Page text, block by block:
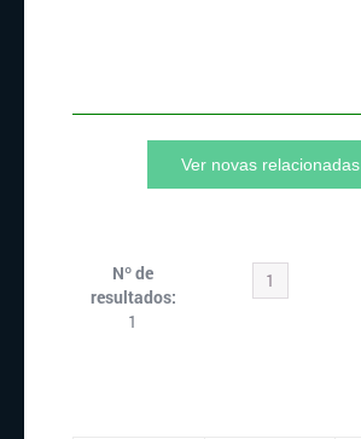
Ver novas relacionadas
Nº de
resultados:
1
1